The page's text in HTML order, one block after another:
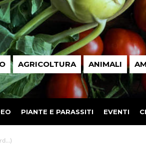
AGRICOLTURA ANIMALI
PIANTE E PARASSITI EVENTI